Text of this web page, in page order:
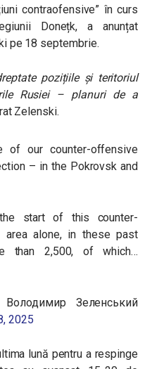
contraofensive” în curs
Donețk, a anunțat
pe 18 septembrie.
pozițiile și teritoriul
Rusiei – planuri de a
Zelenski.
of our counter-offensive
– in the Pokrovsk and
start of this counter-
alone, in these past
than 2,500, of which…
Зеленський
2025
lună pentru a respinge